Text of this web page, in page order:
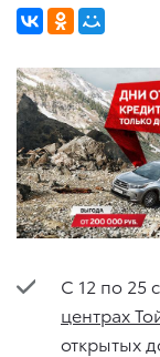
C 12 по 25
центрах
открытых